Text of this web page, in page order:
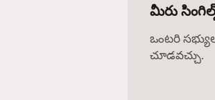
మీరు
ఒంటరి
చూడవచ్చు.